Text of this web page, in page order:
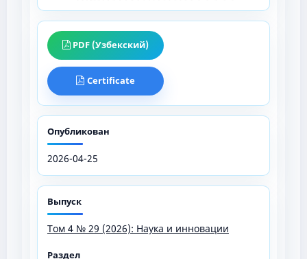
PDF (Узбекский)
Certificate
Опубликован
2026-04-25
Выпуск
Том 4 № 29 (2026): Наука и инновации
Раздел